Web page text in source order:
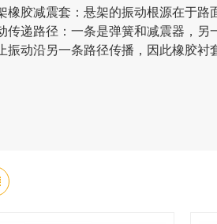
橡胶减震套：悬架的振动根源在于
传递路径：一条是弹簧和减震器，
振动沿另一条路径传播，因此橡胶衬